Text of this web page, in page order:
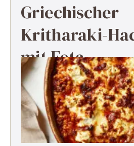
Griechischer
Kritharaki-
mit Feta